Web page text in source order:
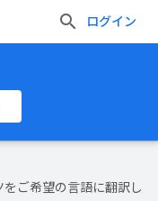
ログイン
ご希望の言語に翻訳し